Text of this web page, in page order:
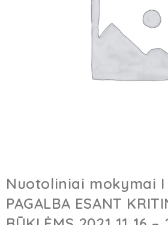
Nuotoliniai mokymai I
PAGALBA ESANT